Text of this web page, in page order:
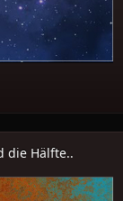
die Hälfte..